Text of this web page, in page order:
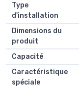
Type
d'installation
Dimensions du
produit
Capacité
Caractéristique
spéciale